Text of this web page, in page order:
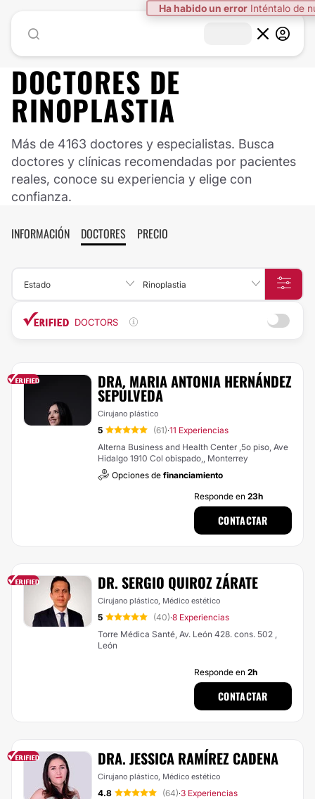
DOCTORES DE
RINOPLASTIA
Más de 4163 doctores y especialistas. Busca
doctores y clínicas recomendadas por pacientes
reales, conoce su experiencia y elige con
confianza.
INFORMACIÓN DOCTORES PRECIO
Estado Rinoplastia
DOCTORS
DRA. MARIA ANTONIA HERNÁNDEZ
SEPÚLVEDA
Cirujano plástico
5 (61)·11 Experiencias
Alterna Business and Health Center ,5o piso, Ave
Hidalgo 1910 Col obispado,, Monterrey
Opciones de financiamiento
Responde en 23h
CONTACTAR
DR. SERGIO QUIROZ ZÁRATE
Cirujano plástico, Médico estético
5 (40)·8 Experiencias
Torre Médica Santé, Av. León 428. cons. 502 ,
León
Responde en 2h
CONTACTAR
DRA. JESSICA RAMÍREZ CADENA
Cirujano plástico, Médico estético
4.8 (64)·3 Experiencias